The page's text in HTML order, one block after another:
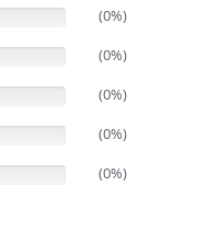
(0%)
(0%)
(0%)
(0%)
(0%)